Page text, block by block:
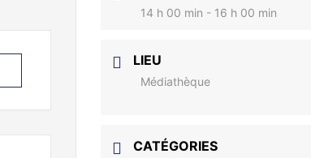
14 h 00 min - 16 h 00 min
LIEU
Médiathèque
CATÉGORIES